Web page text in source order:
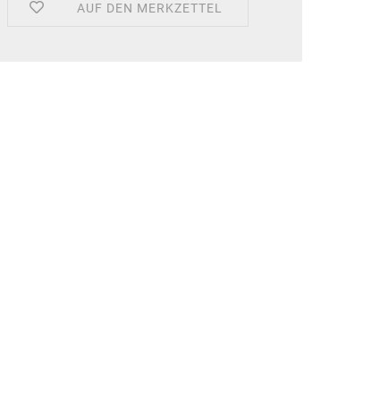
AUF DEN MERKZETTEL